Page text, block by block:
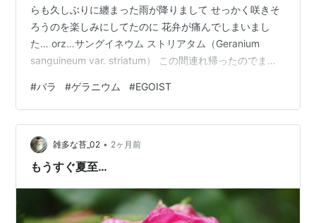
らも久しぶりに纏まった雨が降りまして せっかく咲きそ
ろうのを楽しみにしてたのに 花弁が痛んでしまいまし
た… orz…サングイネウム ストリアタム（Geranium
sanguineum var. striatum） この間連れ帰ったのでまだ
種に比べて花弁の色が薄ピンクに濃い色の筋が入りま
す。 越冬してくれると良いな… サングイネウム ストリア
タム（Geranium sanguineum var. striatum）いつものバ
ラ… 雨でぐしゃぐしゃ ヘリテイジゼフィリーヌ ドルーア
ンウィートウ…
#バラ #ゲラニウム #EGOIST
雑多な苔_02 • 2ヶ月前
もうすぐ夏至…